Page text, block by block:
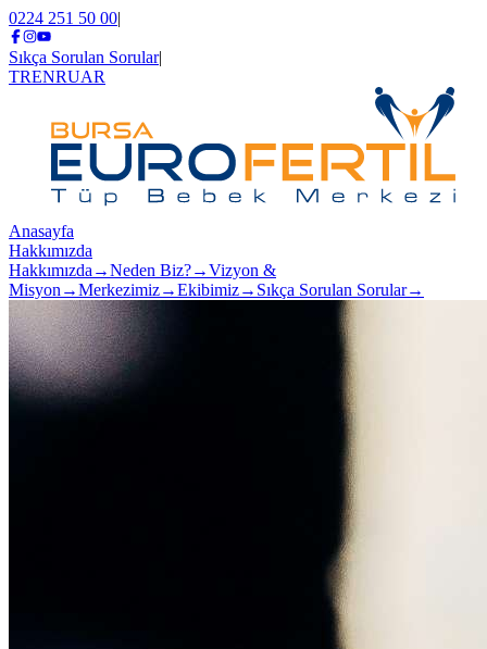
0224 251 50 00|
Sıkça Sorulan Sorular|
TRENRUAR
Anasayfa
Hakkımızda
Hakkımızda →Neden Biz?→Vizyon &
Misyon →Merkezimiz→Ekibimiz→ Sıkça Sorulan Sorular→